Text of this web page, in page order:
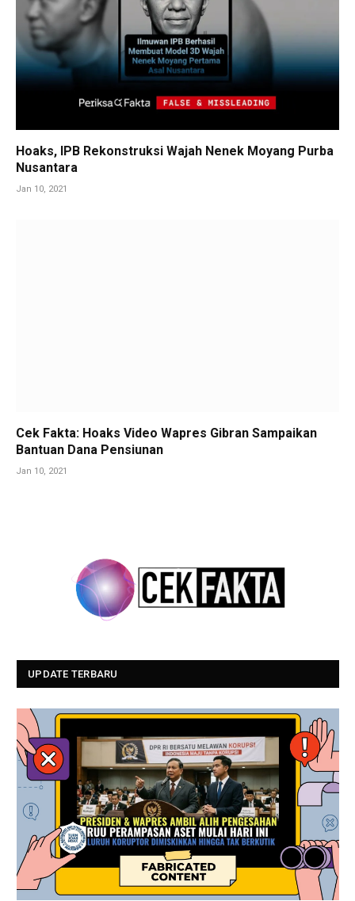
Hoaks, IPB Rekonstruksi Wajah Nenek Moyang Purba
Nusantara
Jan 10, 2021
Cek Fakta: Hoaks Video Wapres Gibran Sampaikan
Bantuan Dana Pensiunan
Jan 10, 2021
UPDATE TERBARU